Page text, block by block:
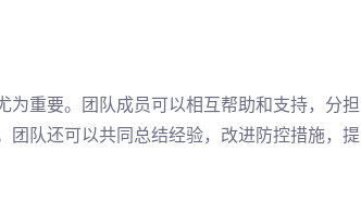
重要。团队成员可以相互帮助和支持，分担
队还可以共同总结经验，改进防控措施，提